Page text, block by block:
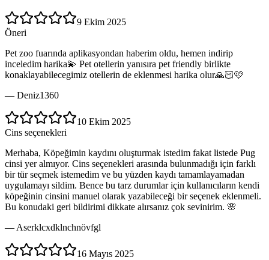
9 Ekim 2025
Öneri
Pet zoo fuarında aplikasyondan haberim oldu, hemen indirip
inceledim harika💫 Pet otellerin yanısıra pet friendly birlikte
konaklayabilecegimiz otellerin de eklenmesi harika olur🙏🏻🩷
— Deniz1360
10 Ekim 2025
Cins seçenekleri
Merhaba, Köpeğimin kaydını oluşturmak istedim fakat listede Pug
cinsi yer almıyor. Cins seçenekleri arasında bulunmadığı için farklı
bir tür seçmek istemedim ve bu yüzden kaydı tamamlayamadan
uygulamayı sildim. Bence bu tarz durumlar için kullanıcıların kendi
köpeğinin cinsini manuel olarak yazabileceği bir seçenek eklenmeli.
Bu konudaki geri bildirimi dikkate alırsanız çok sevinirim. 🌸
— Aserklcxdklnchnövfgl
16 Mayıs 2025